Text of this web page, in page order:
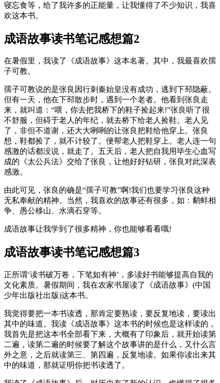
寝忘食等，给了我许多的正能量，让我懂得了不少知识，我喜
欢这本书。
成语故事读书笔记感想篇2
在暑假里，我读了《成语故事》这本名著。其中，我最喜欢孺
子可教。
孺子可教说的是张良因行刺秦始皇没有成功，逃到下邳隐蔽。
但有一天，他在下邳散步时，遇到一个老者。他看到张良走
来，就叫道：“喂，你去把我桥下的鞋子捡起来!”张良听了很
不舒服，但碍于老人的年纪，就去桥下给老人捡鞋。老人见
了，非但不道谢，还大大咧咧的让张良把鞋给他穿上。张良
想，鞋都捡了，就不计较了。便帮老人把鞋穿上。老人连一句
感激的话都没说，就走了。五天后，老人把自我用毕生心血写
成的《太公兵法》交给了张良，让他好好钻研，张良对此深表
感激。
由此可见，张良的确是“孺子可教”啊!我们也要学习张良这种
无私奉献的精神。当然，我喜欢的故事还有很多，如：鹬蚌相
争、愚公移山、水滴石穿等。
成语故事让我学到了很多精神，你也能够看看哦!
成语故事读书笔记感想篇3
正所谓‘读书破万卷，下笔如有神’，多读好书能够提高自我的
文化素质。暑假期间，我在农家书屋读了《成语故事》(中国
少年出版社出版)这本书。
我觉得要把一本书读透，那肯定要熟读，要反复地读，要读出
其中的味道。我读《成语故事》这本书的时候也是这样读的，
我首先是把这本书全部看下来，大概有了印象后，就开始读第
二遍，读第二遍的时候要了解这个故事讲的是什么，又什么言
外之意，之后就读第三、第四遍，反复地读。如果你读出来其
中的味道，那就证明你把书读透了。